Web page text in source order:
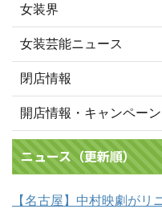
女装界
女装芸能ニュース
閉店情報
開店情報・キャンペー
ニュース（更新順）
【名古屋】中村映劇がリ